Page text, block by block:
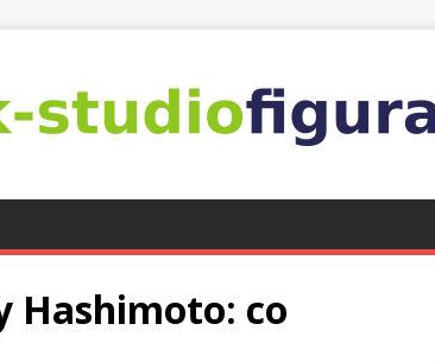
Hashimoto: co